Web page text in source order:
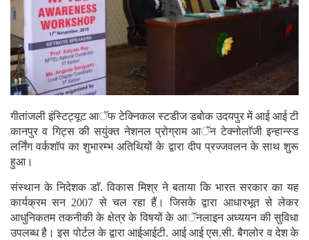
गीतांजली इंस्टिट्यूट आॅफ टेक्निकल स्टडीज डबोक उदयपुर में आई आई टी
कानपुर व गिट्स की सयुंक्त नेशनल प्रोग्राम आॅन टेक्नोलाॅजी इन्हान्स्ड
लर्निंग वर्कशाॅप का शुभारम्भ अतिथियों के द्वारा दीप प्रज्जवलन के साथ शुरू
हुआ।
संस्थान के निदेशक डाॅ. विकास मिश्र ने बताया कि भारत सरकार का यह
कार्यक्रम सन 2007 से चल रहा हैं। जिसके द्वारा आधारभूत से लेकर
आधुनिकतम तकनीकी के क्षेत्र के विषयों के आॅनलाइन अध्ययन की सुविधा
उपलब्ध है। इस पोर्टल के द्वारा आईआईटी. आई आई एस.सी. बैगलोर व देश के